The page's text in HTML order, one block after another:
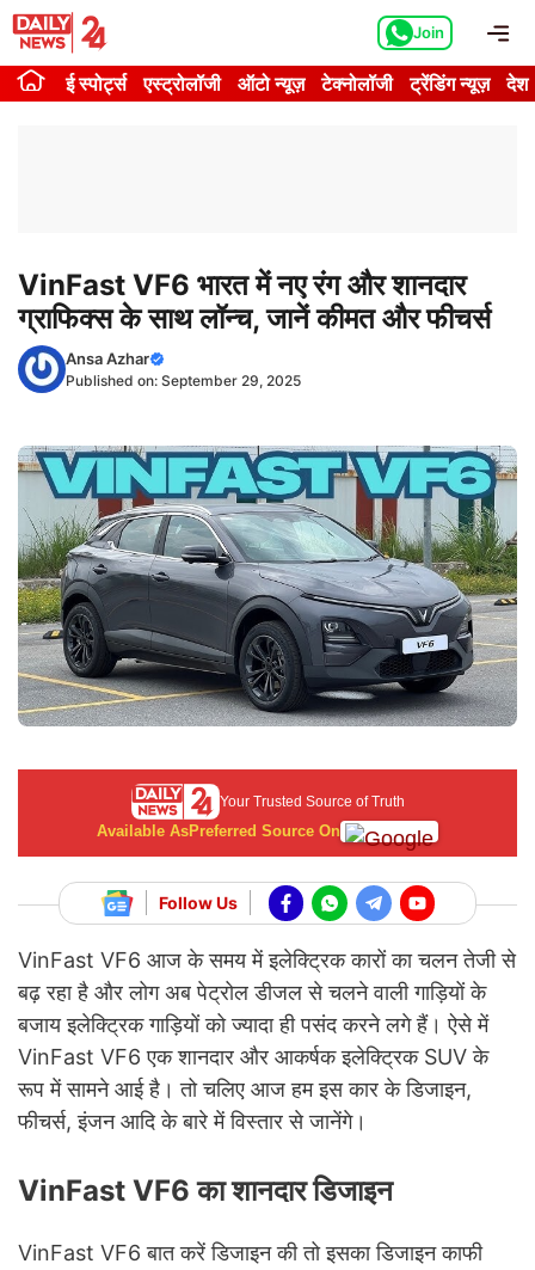
Skip
content
Join
ई स्पोर्ट्स एस्ट्रोलॉजी ऑटो न्यूज़ टेक्नोलॉजी ट्रेंडिंग न्यूज़ देश
VinFast VF6 भारत में नए रंग और शानदार
ग्राफिक्स के साथ लॉन्च, जानें कीमत और फीचर्स
Ansa Azhar
Published on: September 29, 2025
Your Trusted Source of Truth
Available AsPreferred Source On
Follow Us
VinFast VF6 आज के समय में इलेक्ट्रिक कारों का चलन तेजी से
बढ़ रहा है और लोग अब पेट्रोल डीजल से चलने वाली गाड़ियों के
बजाय इलेक्ट्रिक गाड़ियों को ज्यादा ही पसंद करने लगे हैं। ऐसे में
VinFast VF6 एक शानदार और आकर्षक इलेक्ट्रिक SUV के
रूप में सामने आई है। तो चलिए आज हम इस कार के डिजाइन,
फीचर्स, इंजन आदि के बारे में विस्तार से जानेंगे।
VinFast VF6 का शानदार डिजाइन
VinFast VF6 बात करें डिजाइन की तो इसका डिजाइन काफी